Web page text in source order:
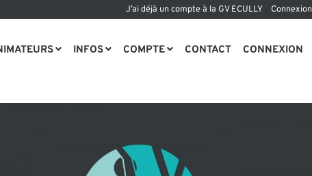
J’ai déjà un compte à la GV ECULLY Connexion
INFOS COMPTE CONTACT CONNEXION